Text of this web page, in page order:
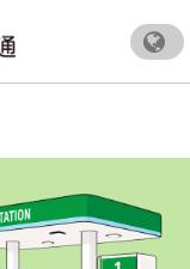
.